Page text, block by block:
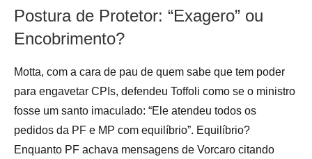
Postura de Protetor: “Exagero” ou
Encobrimento?
Motta, com a cara de pau de quem sabe que tem poder
para engavetar CPIs, defendeu Toffoli como se o ministro
fosse um santo imaculado: “Ele atendeu todos os
pedidos da PF e MP com equilíbrio”. Equilíbrio?
Enquanto PF achava mensagens de Vorcaro citando